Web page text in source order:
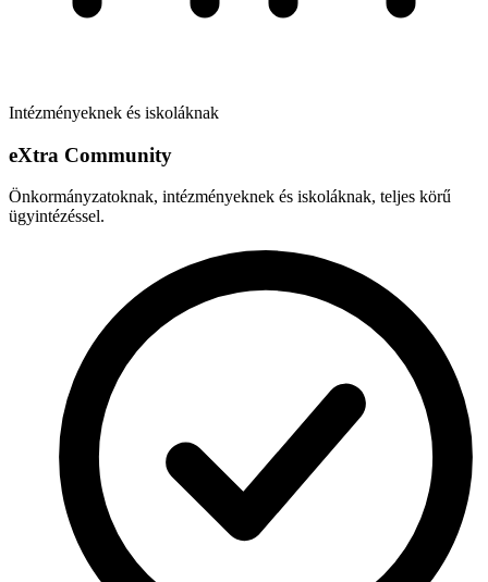
Intézményeknek és iskoláknak
eXtra Community
Önkormányzatoknak, intézményeknek és iskoláknak, teljes körű
ügyintézéssel.